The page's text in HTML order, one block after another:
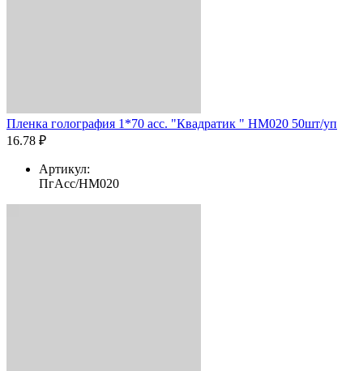
Пленка голография 1*70 асс. "Квадратик " HM020 50шт/уп
16.78 ₽
Артикул:
ПгАсс/HM020